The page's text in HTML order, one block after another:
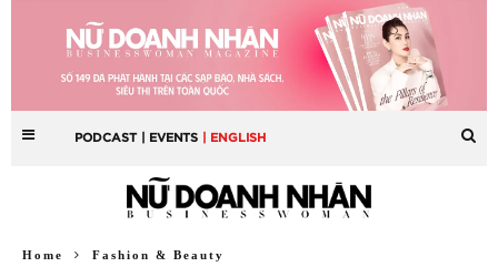
PODCAST | EVENTS | ENGLISH
Home Fashion & Beauty